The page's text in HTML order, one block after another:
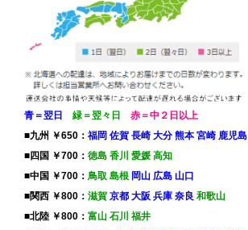
青＝翌日 緑＝翌々日
赤＝中２日以上
■九州 ￥650： 福岡 佐賀 長崎 大分 熊本 宮崎 鹿児島
■四国 ￥700： 徳島 香川 愛媛 高知
■中国 ￥700： 鳥取 島根 岡山 広島 山口
■関西 ￥800： 滋賀 京都 大阪 兵庫 奈良 和歌山
■北陸 ￥800： 富山 石川 福井